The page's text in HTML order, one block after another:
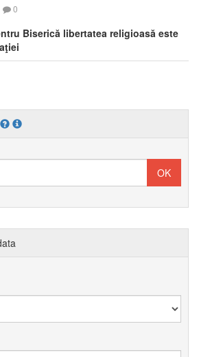
0
Biserică libertatea religioasă este